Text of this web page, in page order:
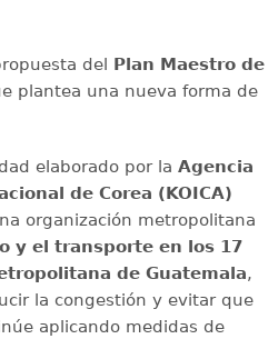
del
Plan Maestro de
plantea una nueva forma de
elaborado por la Agencia
de Corea (KOICA)
organización metropolitana
y el transporte en los 17
de Guatemala,
la congestión y evitar que
aplicando medidas de